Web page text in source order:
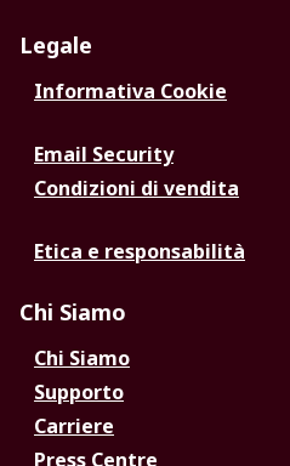
Legale
Informativa Cookie
Email Security
Condizioni di vendita
Etica e responsabilità
Chi Siamo
Chi Siamo
Supporto
Carriere
Press Centre